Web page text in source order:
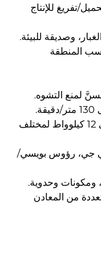
تفريغ للإنتاج
وصديقة للبيئة.
المنطقة
لمنع التشوه.
مدى واسع من القدرة: من 1.5 كيلوواط إلى 12 كيلوواط لمختلف
جي، رؤوس بويسي/
ومكونات وحدوية.
من المعادن